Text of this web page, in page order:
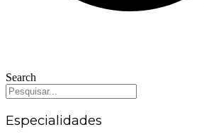
Search
Especialidades